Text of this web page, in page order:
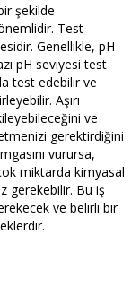
şekilde
Test
Genellikle, pH
pH seviyesi test
test edebilir ve
Aşırı
ve
gerektirdiğini
vurursa,
miktarda kimyasal
gerekebilir. Bu iş
ve belirli bir